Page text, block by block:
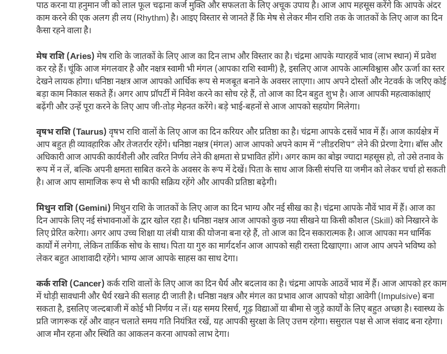
पाठ करना या हनुमान जी को लाल फूल चढ़ाना कर्ज मुक्ति और सफलता के लिए अचूक उपाय है। आज आप महसूस करेंगे कि आपके अंदर
काम करने की एक अलग ही लय (Rhythm) है। आइए विस्तार से जानते हैं कि मेष से लेकर मीन राशि तक के जातकों के लिए आज का दिन
कैसा रहने वाला है।
मेष राशि (Aries) मेष राशि के जातकों के लिए आज का दिन लाभ और विस्तार का है। चंद्रमा आपके ग्यारहवें भाव (लाभ स्थान) में प्रवेश
कर रहे हैं। चूंकि आज मंगलवार है और नक्षत्र स्वामी भी मंगल (आपका राशि स्वामी) है, इसलिए आज आपके आत्मविश्वास और ऊर्जा का स्तर
देखने लायक होगा। धनिष्ठा नक्षत्र आज आपको आर्थिक रूप से मजबूत बनाने के अवसर लाएगा। आप अपने दोस्तों और नेटवर्क के जरिए कोई
बड़ा काम निकाल सकते हैं। अगर आप प्रॉपर्टी में निवेश करने का सोच रहे हैं, तो आज का दिन बहुत शुभ है। आज आपकी महत्वाकांक्षाएं
बढ़ेंगी और उन्हें पूरा करने के लिए आप जी-तोड़ मेहनत करेंगे। बड़े भाई-बहनों से आज आपको सहयोग मिलेगा।
वृषभ राशि (Taurus) वृषभ राशि वालों के लिए आज का दिन करियर और प्रतिष्ठा का है। चंद्रमा आपके दसवें भाव में हैं। आज कार्यक्षेत्र में
आप बहुत ही व्यावहारिक और तेजतर्रार रहेंगे। धनिष्ठा नक्षत्र (मंगल) आज आपको अपने काम में “लीडरशिप” लेने की प्रेरणा देगा। बॉस और
अधिकारी आज आपकी कार्यशैली और त्वरित निर्णय लेने की क्षमता से प्रभावित होंगे। अगर काम का बोझ ज्यादा महसूस हो, तो उसे तनाव के
रूप में न लें, बल्कि अपनी क्षमता साबित करने के अवसर के रूप में देखें। पिता के साथ आज किसी संपत्ति या जमीन को लेकर चर्चा हो सकती
है। आज आप सामाजिक रूप से भी काफी सक्रिय रहेंगे और आपकी प्रतिष्ठा बढ़ेगी।
मिथुन राशि (Gemini) मिथुन राशि के जातकों के लिए आज का दिन भाग्य और नई सीख का है। चंद्रमा आपके नौवें भाव में हैं। आज का
दिन आपके लिए नई संभावनाओं के द्वार खोल रहा है। धनिष्ठा नक्षत्र आज आपको कुछ नया सीखने या किसी कौशल (Skill) को निखारने के
लिए प्रेरित करेगा। अगर आप उच्च शिक्षा या लंबी यात्रा की योजना बना रहे हैं, तो आज का दिन सकारात्मक है। आज आपका मन धार्मिक
कार्यों में लगेगा, लेकिन तार्किक सोच के साथ। पिता या गुरु का मार्गदर्शन आज आपको सही रास्ता दिखाएगा। आज आप अपने भविष्य को
लेकर बहुत आशावादी रहेंगे। भाग्य आज आपके साहस का साथ देगा।
कर्क राशि (Cancer) कर्क राशि वालों के लिए आज का दिन धैर्य और बदलाव का है। चंद्रमा आपके आठवें भाव में हैं। आज आपको हर काम
में थोड़ी सावधानी और धैर्य रखने की सलाह दी जाती है। धनिष्ठा नक्षत्र और मंगल का प्रभाव आज आपको थोड़ा आवेगी (Impulsive) बना
सकता है, इसलिए जल्दबाजी में कोई भी निर्णय न लें। यह समय रिसर्च, गूढ़ विद्याओं या बीमा से जुड़े कार्यों के लिए बहुत अच्छा है। स्वास्थ्य के
प्रति जागरूक रहें और वाहन चलाते समय गति नियंत्रित रखें, यह आपकी सुरक्षा के लिए उत्तम रहेगा। ससुराल पक्ष से आज संवाद बना रहेगा।
आज मौन रहना और स्थिति का आकलन करना आपको लाभ देगा।